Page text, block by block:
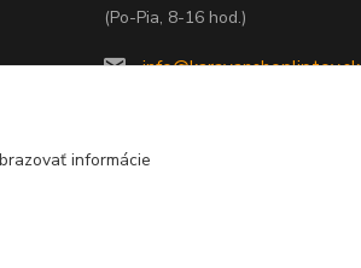
(Po-Pia, 8-16 hod.)
info@karavanshopliptov.sk
informácie